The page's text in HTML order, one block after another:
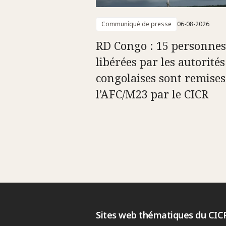
Communiqué de presse 06-08-2026
RD Congo : 15 personnes
libérées par les autorités
congolaises sont
l’AFC/M23 par le CICR
Sites web thématiques du